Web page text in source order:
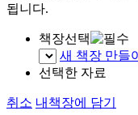
됩니다.
책장선택
새 책장 만들
선택한 자료
취소 내책장에 담기